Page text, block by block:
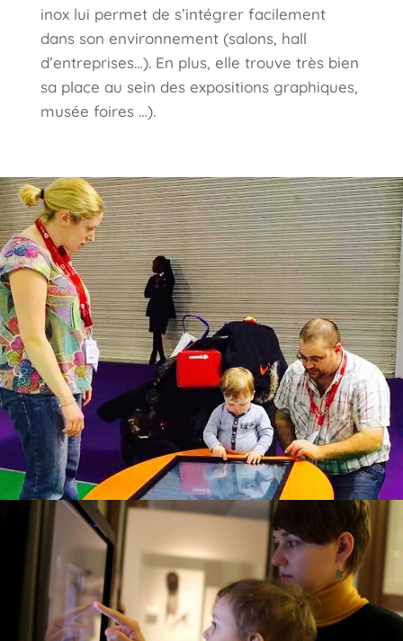
inox lui permet de s’intégrer facilement
dans son environnement (salons, hall
d’entreprises…). En plus, elle trouve très bien
sa place au sein des expositions graphiques,
musée foires …).